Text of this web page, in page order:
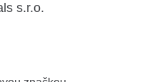
s.r.o.